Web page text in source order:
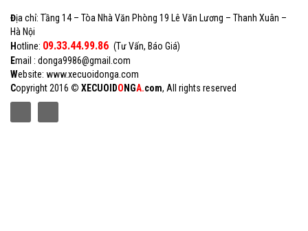
Địa chỉ: Tầng 14 – Tòa Nhà Văn Phòng 19 Lê Văn Lương – Thanh Xuân –
Hà Nội
Hotline: 09.33.44.99.86 (Tư Vấn, Báo Giá)
Email : donga9986@gmail.com
Website: www.xecuoidonga.com
Copyright 2016 © XECUOIDO NGA.com, All rights reserved